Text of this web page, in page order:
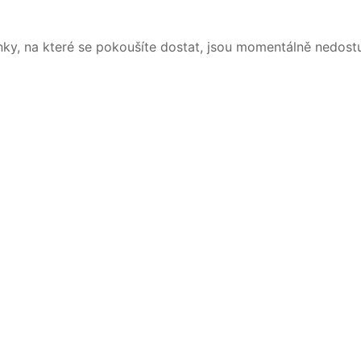
na které se pokoušíte dostat, jsou momentálně